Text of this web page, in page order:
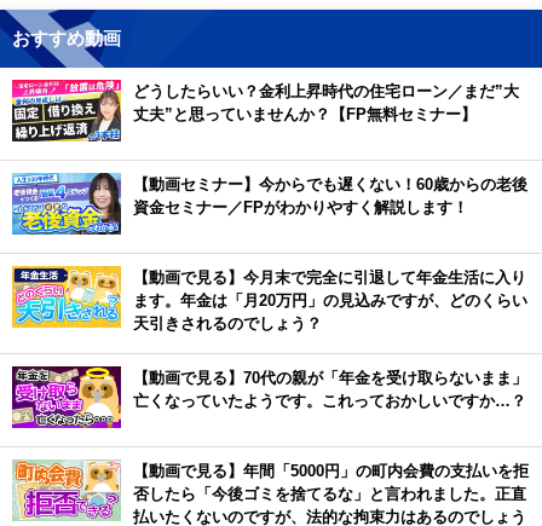
おすすめ動画
どうしたらいい？金利上昇時代の住宅ローン／まだ”大
丈夫”と思っていませんか？【FP無料セミナー】
【動画セミナー】今からでも遅くない！60歳からの老後
資金セミナー／FPがわかりやすく解説します！
【動画で見る】今月末で完全に引退して年金生活に入り
ます。年金は「月20万円」の見込みですが、どのくらい
天引きされるのでしょう？
【動画で見る】70代の親が「年金を受け取らないまま」
亡くなっていたようです。これっておかしいですか…？
【動画で見る】年間「5000円」の町内会費の支払いを拒
否したら「今後ゴミを捨てるな」と言われました。正直
払いたくないのですが、法的な拘束力はあるのでしょう